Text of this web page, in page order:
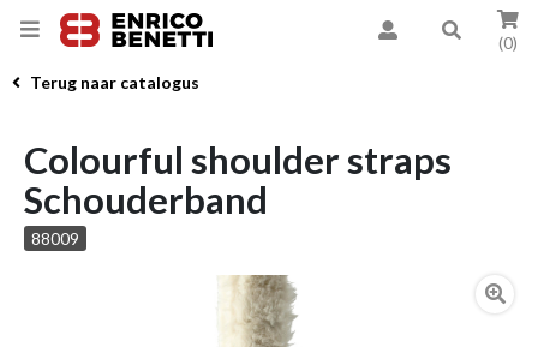
(0)
Terug naar catalogus
Colourful shoulder straps
Schouderband
88009